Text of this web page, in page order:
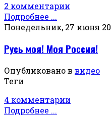
2 комментарии
Подробнее ...
Понедельник, 27 июня
Русь моя! Моя Россия!
Опубликовано в видео
Теги
4 комментарии
Подробнее ...